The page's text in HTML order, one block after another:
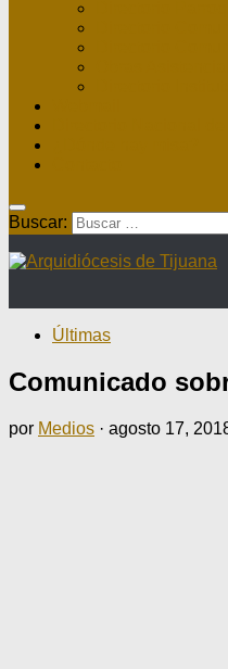
Buscar:
Últimas
Comunicado
por Medios · agosto 17,